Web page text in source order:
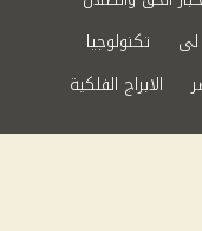
تكنولوجيا
الابراج الفلكية